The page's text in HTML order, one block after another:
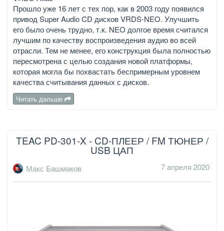
Прошло уже 16 лет с тех пор, как в 2003 году появился
привод Super Audio CD дисков VRDS-NEO. Улучшить
его было очень трудно, т.к. NEO долгое время считался
лучшим по качеству воспроизведения аудио во всей
отрасли. Тем не менее, его конструкция была полностью
пересмотрена с целью создания новой платформы,
которая могла бы похвастать беспримерным уровнем
качества считывания данных с дисков.
Читать дальше
TEAC PD-301-X - CD-ПЛЕЕР / FM ТЮНЕР /
USB ЦАП
Макс Башмаков 7 апреля 2020